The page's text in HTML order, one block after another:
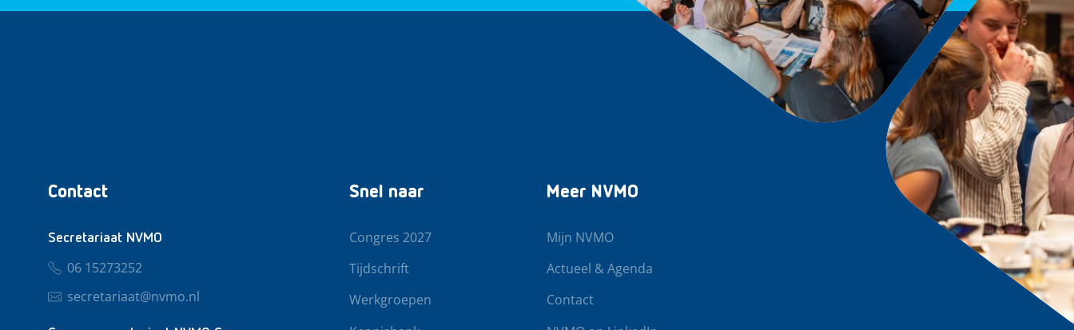
Contact
Secretariaat NVMO
06 15273252
secretariaat@nvmo.nl
Snel naar
Congres 2027
Tijdschrift
Werkgroepen
Meer NVMO
Mijn NVMO
Actueel & Agenda
Contact